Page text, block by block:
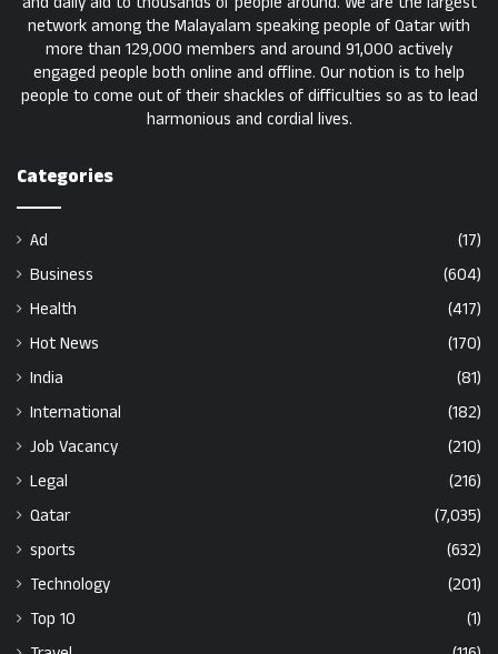
network among the Malayalam speaking people of Qatar with
more than 129,000 members and around 91,000 actively
engaged people both online and offline. Our notion is to help
people to come out of their shackles of difficulties so as to lead
harmonious and cordial lives.
Categories
Ad
(17)
Business
(604)
Health
(417)
Hot News
(170)
India
(81)
International
(182)
Job Vacancy
(210)
Legal
(216)
Qatar
(7,035)
sports
(632)
Technology
(201)
Top 10
(1)